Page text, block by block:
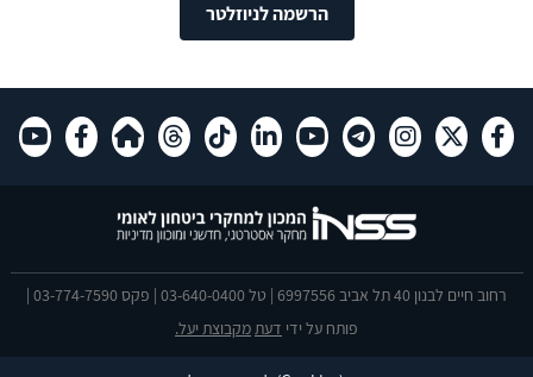
הרשמה לניוזלטר
רחוב חיים לבנון 40 תל אביב 6997556 | טל 03-640-0400 | פקס 03-774-7590 |
פותח על ידי דעתמקבוצת יעל.